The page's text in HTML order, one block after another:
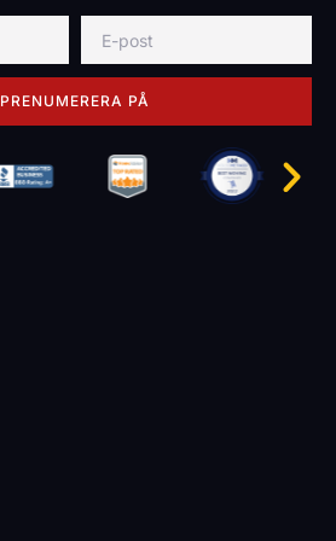
PRENUMERERA PÅ